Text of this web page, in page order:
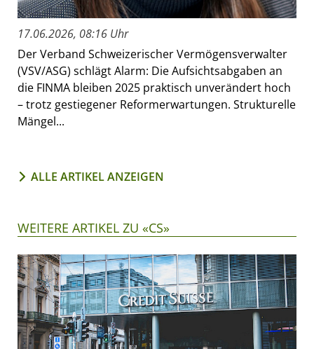
17.06.2026, 08:16 Uhr
Der Verband Schweizerischer Vermögensverwalter
(VSV/ASG) schlägt Alarm: Die Aufsichtsabgaben an
die FINMA bleiben 2025 praktisch unverändert hoch
– trotz gestiegener Reformerwartungen. Strukturelle
Mängel...
ALLE ARTIKEL ANZEIGEN
WEITERE ARTIKEL ZU «CS»